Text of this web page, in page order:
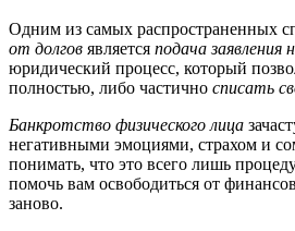
Одним из самых распространенных
от долгов является подача заявления
юридический процесс, который
полностью, либо частично списать
Банкротство физического лица
негативными эмоциями, страхом и
понимать, что это всего лишь
помочь вам освободиться от
заново.